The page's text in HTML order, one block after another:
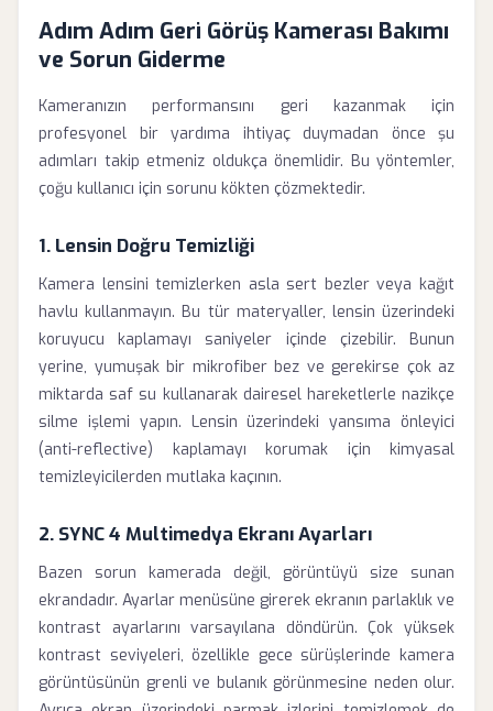
Adım Adım Geri Görüş Kamerası Bakımı
ve Sorun Giderme
Kameranızın performansını geri kazanmak için
profesyonel bir yardıma ihtiyaç duymadan önce şu
adımları takip etmeniz oldukça önemlidir. Bu yöntemler,
çoğu kullanıcı için sorunu kökten çözmektedir.
1. Lensin Doğru Temizliği
Kamera lensini temizlerken asla sert bezler veya kağıt
havlu kullanmayın. Bu tür materyaller, lensin üzerindeki
koruyucu kaplamayı saniyeler içinde çizebilir. Bunun
yerine, yumuşak bir mikrofiber bez ve gerekirse çok az
miktarda saf su kullanarak dairesel hareketlerle nazikçe
silme işlemi yapın. Lensin üzerindeki yansıma önleyici
(anti-reflective) kaplamayı korumak için kimyasal
temizleyicilerden mutlaka kaçının.
2. SYNC 4 Multimedya Ekranı Ayarları
Bazen sorun kamerada değil, görüntüyü size sunan
ekrandadır. Ayarlar menüsüne girerek ekranın parlaklık ve
kontrast ayarlarını varsayılana döndürün. Çok yüksek
kontrast seviyeleri, özellikle gece sürüşlerinde kamera
görüntüsünün grenli ve bulanık görünmesine neden olur.